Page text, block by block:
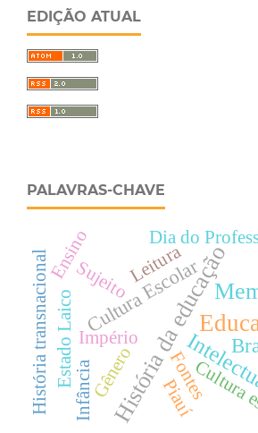
EDIÇÃO ATUAL
PALAVRAS-CHAVE
História da educação
Cultura Escolar
Império
Gênero
Dia do
Leitura
Sujeito
Fontes
Piauí
Ensino
Estado Laico
Infância
História transnacional